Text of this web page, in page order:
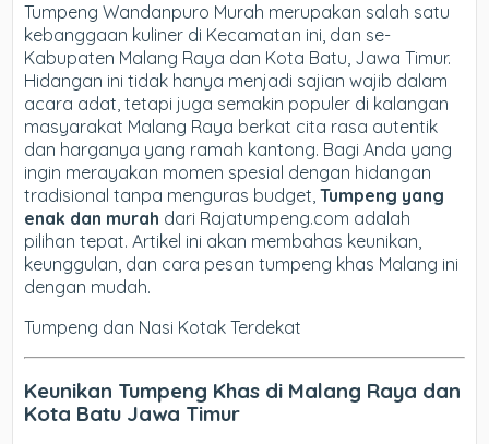
Tumpeng Wandanpuro Murah merupakan salah satu
kebanggaan kuliner di Kecamatan ini, dan se-
Kabupaten Malang Raya dan Kota Batu, Jawa Timur.
Hidangan ini tidak hanya menjadi sajian wajib dalam
acara adat, tetapi juga semakin populer di kalangan
masyarakat Malang Raya berkat cita rasa autentik
dan harganya yang ramah kantong. Bagi Anda yang
ingin merayakan momen spesial dengan hidangan
tradisional tanpa menguras budget,Tumpeng yang
enak dan murah dari Rajatumpeng.com adalah
pilihan tepat. Artikel ini akan membahas keunikan,
keunggulan, dan cara pesan tumpeng khas Malang ini
dengan mudah.
Tumpeng dan Nasi Kotak Terdekat
Keunikan Tumpeng Khas di Malang Raya dan
Kota Batu Jawa Timur